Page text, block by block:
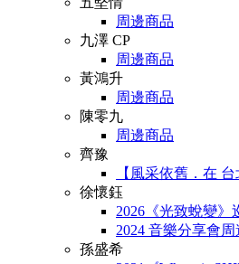
周邊商品
九澤 CP
周邊商品
黃鴻升
周邊商品
陳零九
周邊商品
齊豫
【風采依舊．在
徐懷鈺
2026《光致蛻變》
2024 音樂分享會
孫盛希